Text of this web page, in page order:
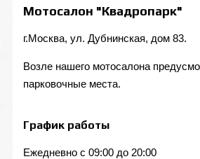
Мотосалон "Квадропарк"
г.Москва, ул. Дубнинская, дом 83.
Возле нашего мотосалона
парковочные места.
График работы
Ежедневно с 09:00 до 20:00